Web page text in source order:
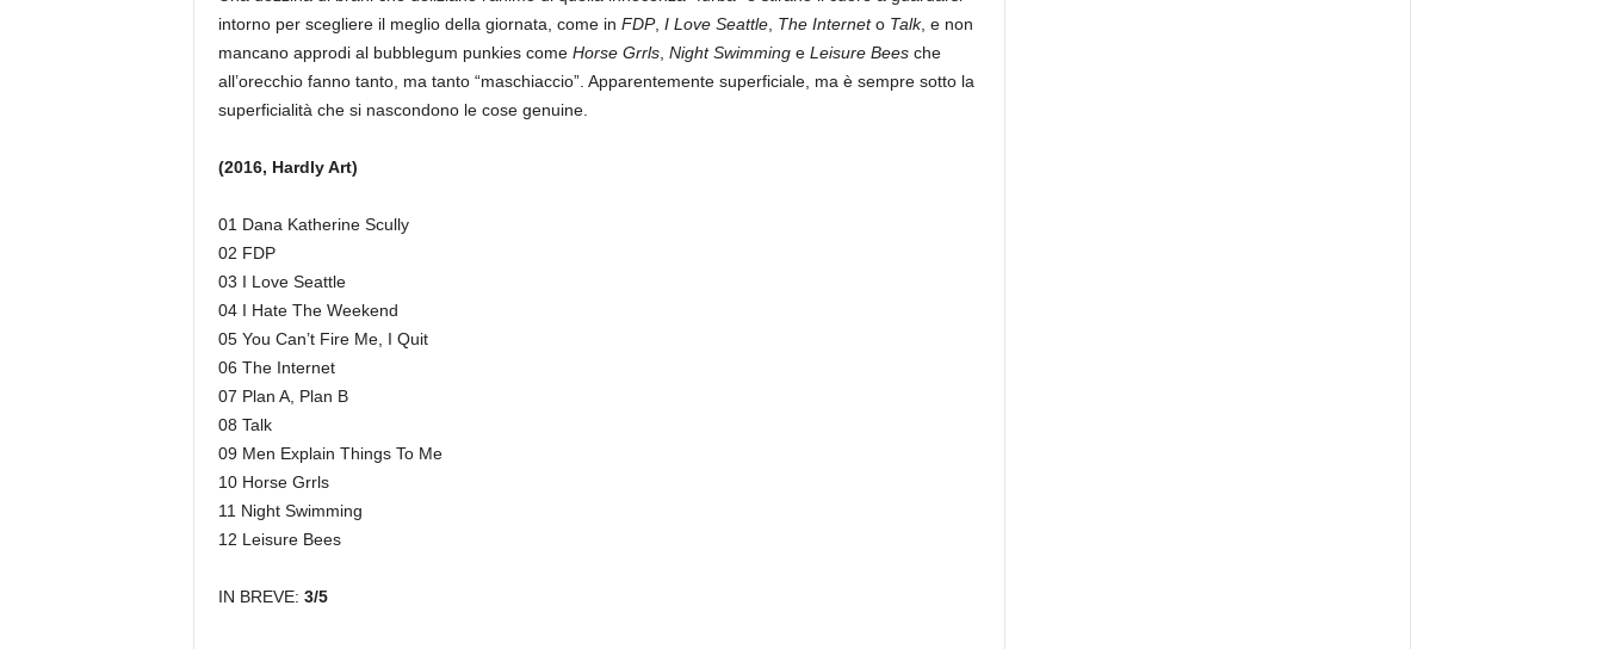
intorno per scegliere il meglio della giornata, come in FDP, I Love Seattle, The Interneto Talk, e non
mancano approdi al bubblegum punkies come Horse Grrls, Night Swimminge Leisure Beesche
all’orecchio fanno tanto, ma tanto “maschiaccio”. Apparentemente superficiale, ma è sempre sotto la
superficialità che si nascondono le cose genuine.
(2016, Hardly Art)
01 Dana Katherine Scully
02 FDP
03 I Love Seattle
04 I Hate The Weekend
05 You Can’t Fire Me, I Quit
06 The Internet
07 Plan A, Plan B
08 Talk
09 Men Explain Things To Me
10 Horse Grrls
11 Night Swimming
12 Leisure Bees
IN BREVE: 3/5